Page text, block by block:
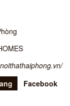
Facebook